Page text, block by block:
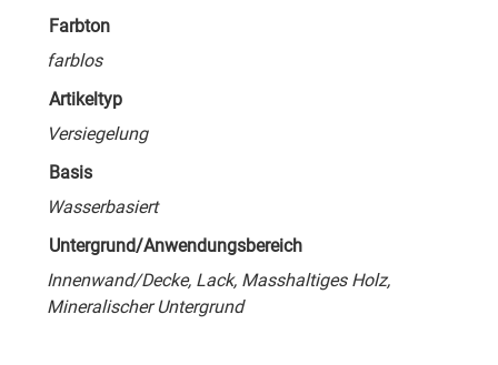
Farbton
farblos
Artikeltyp
Versiegelung
Basis
Wasserbasiert
Untergrund/Anwendungsbereich
Innenwand/Decke, Lack, Masshaltiges Holz,
Mineralischer Untergrund